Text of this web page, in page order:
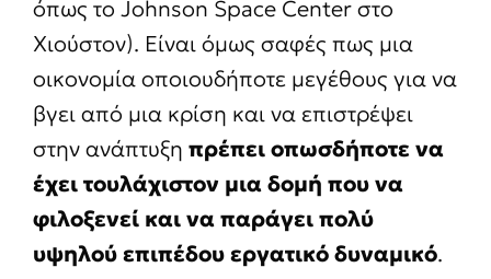
όπως το Johnson Space Center στο
Χιούστον). Είναι όμως σαφές πως μια
οικονομία οποιουδήποτε μεγέθους για να
βγει από μια κρίση και να επιστρέψει
στην ανάπτυξη πρέπει οπωσδήποτε να
έχει τουλάχιστον μια δομή που να
φιλοξενεί και να παράγει πολύ
υψηλού επιπέδου εργατικό δυναμικό.